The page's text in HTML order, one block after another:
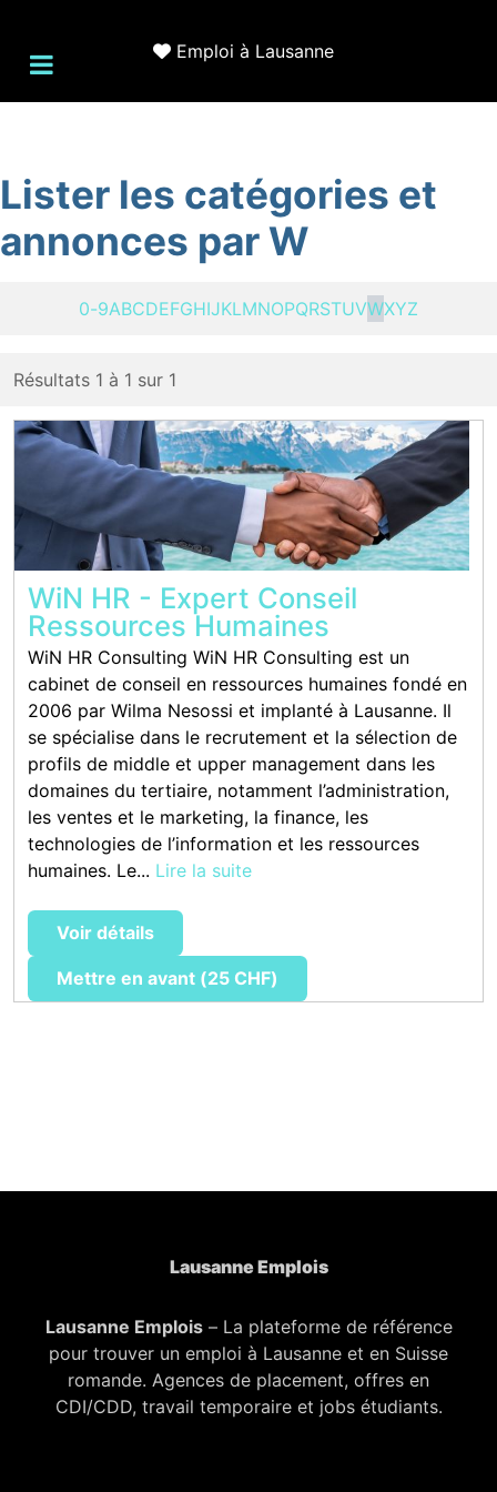
Emploi à Lausanne
Lister les catégories et
annonces par W
0-9ABCDEFGHIJKLMNOPQRSTUVWXYZ
Résultats 1 à 1 sur 1
WiN HR - Expert Conseil
Ressources Humaines
WiN HR Consulting WiN HR Consulting est un
cabinet de conseil en ressources humaines fondé en
2006 par Wilma Nesossi et implanté à Lausanne. Il
se spécialise dans le recrutement et la sélection de
profils de middle et upper management dans les
domaines du tertiaire, notamment l’administration,
les ventes et le marketing, la finance, les
technologies de l’information et les ressources
humaines. Le... Lire la suite
Voir détails
Mettre en avant (25 CHF)
Lausanne Emplois
Lausanne Emplois– La plateforme de référence
pour trouver un emploi à Lausanne et en Suisse
romande. Agences de placement, offres en
CDI/CDD, travail temporaire et jobs étudiants.